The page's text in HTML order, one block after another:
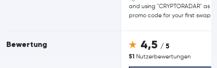
Bewertung
and using "CRYPTORADAR" as
promo code for your first swap
4,5 / 5
51 Nutzerbewertungen